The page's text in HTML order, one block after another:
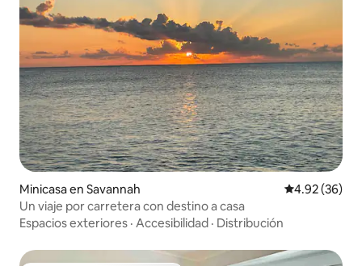
Minicasa en Savannah Calificación
4.92 (36)
Un viaje por carretera con destino a casa
Espacios exteriores · Accesibilidad · Distribución